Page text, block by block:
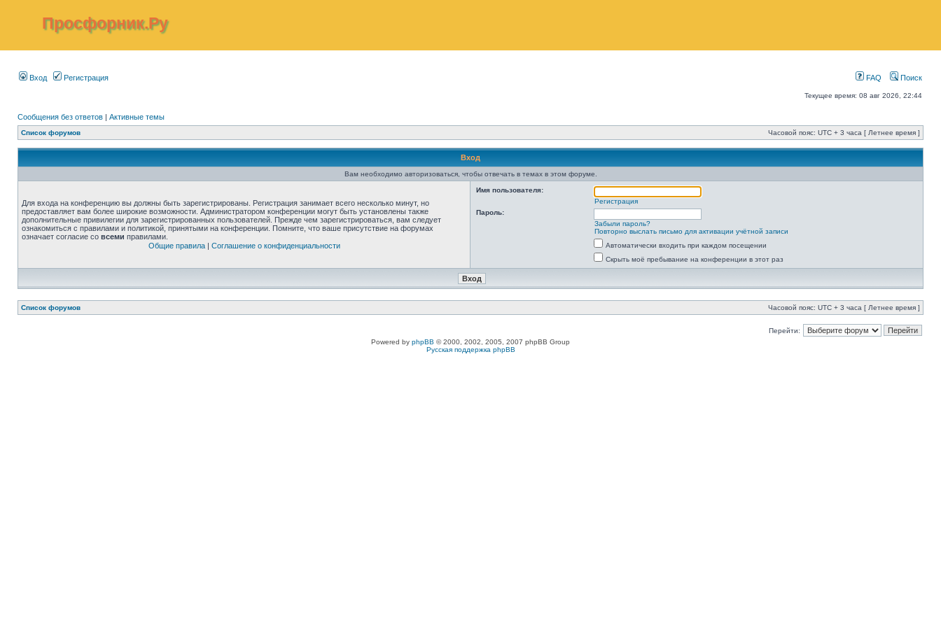
Просфорник.Ру
Вход Регистрация FAQ Поиск
Текущее время: 08 авг 2026, 22:44
Сообщения без ответов | Активные темы
Список форумов Часовой пояс: UTC + 3 часа [ Летнее время ]
Вход
Вам необходимо авторизоваться, чтобы отвечать в темах в этом форуме.
Для входа на конференцию вы должны быть зарегистрированы. Регистрация занимает всего несколько минут, но
предоставляет вам более широкие возможности. Администратором конференции могут быть установлены также
дополнительные привилегии для зарегистрированных пользователей. Прежде чем зарегистрироваться, вам следует
ознакомиться с правилами и политикой, принятыми на конференции. Помните, что ваше присутствие на форумах
означает согласие со всеми правилами.
Общие правила| Соглашение о конфиденциальности
Имя пользователя:
Регистрация
Пароль:
Забыли пароль?
Повторно выслать письмо для активации учётной записи
Автоматически входить при каждом посещении
Скрыть моё пребывание на конференции в этот раз
Список форумов Часовой пояс: UTC + 3 часа [ Летнее время ]
Перейти:
Powered by phpBB © 2000, 2002, 2005, 2007 phpBB Group
Русская поддержка phpBB